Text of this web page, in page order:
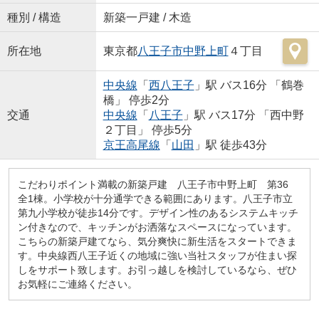
種別 / 構造 新築一戸建 / 木造
所在地 東京都八王子市中野上町４丁目
交通
中央線 「 西八王子 」駅 バス16分 「鶴巻
橋」 停歩2分
中央線 「 八王子 」駅 バス17分 「西中野
２丁目」 停歩5分
京王高尾線 「 山田 」駅 徒歩43分
こだわりポイント満載の新築戸建 八王子市中野上町 第36
全1棟。小学校が十分通学できる範囲にあります。八王子市立
第九小学校が徒歩14分です。デザイン性のあるシステムキッチ
ン付きなので、キッチンがお洒落なスペースになっています。
こちらの新築戸建てなら、気分爽快に新生活をスタートできま
す。中央線西八王子近くの地域に強い当社スタッフが住まい探
しをサポート致します。お引っ越しを検討しているなら、ぜひ
お気軽にご連絡ください。